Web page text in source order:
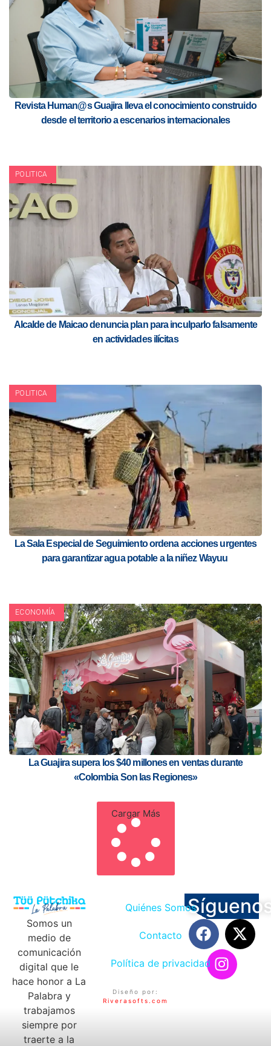
Revista Human@s Guajira lleva el conocimiento construido
desde el territorio a escenarios internacionales
POLITICA
Alcalde de Maicao denuncia plan para inculparlo falsamente
en actividades ilícitas
POLITICA
La Sala Especial de Seguimiento ordena acciones urgentes
para garantizar agua potable a la niñez Wayuu
ECONOMÍA
La Guajira supera los $40 millones en ventas durante
«Colombia Son las Regiones»
Cargar Más
Somos un
medio de
comunicación
digital que le
hace honor a La
Palabra y
trabajamos
siempre por
traerte a la
Quiénes Somos
Contacto
Política de privacidad
Diseño por:
Riverasofts.com